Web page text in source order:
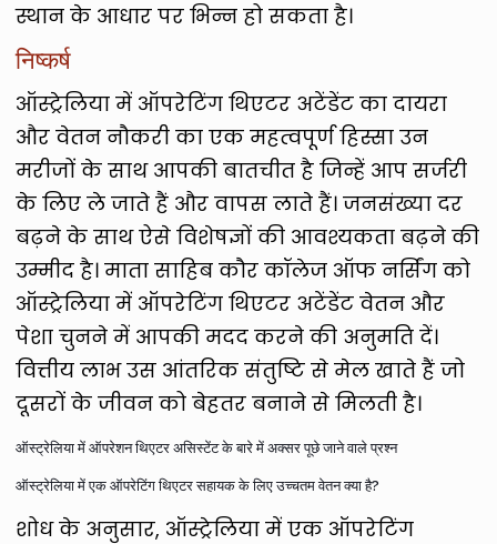
स्थान के आधार पर भिन्न हो सकता है।
निष्कर्ष
ऑस्ट्रेलिया में ऑपरेटिंग थिएटर अटेंडेंट का दायरा
और वेतन नौकरी का एक महत्वपूर्ण हिस्सा उन
मरीजों के साथ आपकी बातचीत है जिन्हें आप सर्जरी
के लिए ले जाते हैं और वापस लाते हैं। जनसंख्या दर
बढ़ने के साथ ऐसे विशेषज्ञों की आवश्यकता बढ़ने की
उम्मीद है। माता साहिब कौर कॉलेज ऑफ नर्सिंग को
ऑस्ट्रेलिया में ऑपरेटिंग थिएटर अटेंडेंट वेतन और
पेशा चुनने में आपकी मदद करने की अनुमति दें।
वित्तीय लाभ उस आंतरिक संतुष्टि से मेल खाते हैं जो
दूसरों के जीवन को बेहतर बनाने से मिलती है।
ऑस्ट्रेलिया में ऑपरेशन थिएटर असिस्टेंट के बारे में अक्सर पूछे जाने वाले प्रश्न
ऑस्ट्रेलिया में एक ऑपरेटिंग थिएटर सहायक के लिए उच्चतम वेतन क्या है?
शोध के अनुसार, ऑस्ट्रेलिया में एक ऑपरेटिंग